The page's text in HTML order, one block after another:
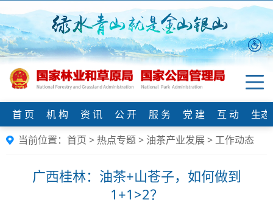
首 页 机 构 资 讯 公 开 服 务 党 建 互 动
生
当前位置： 首页 > 热点专题> 油茶产业发展>工作动态
广西桂林：油茶+山苍子，如何做到
1+1>2？